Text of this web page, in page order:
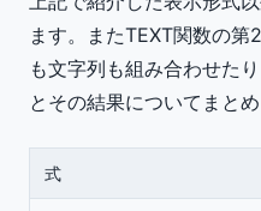
ます。またTEXT関数の
も文字列も組み合わせた
とその結果についてまとめ
式